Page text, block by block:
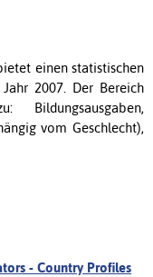
einen statistischen
2007. Der Bereich
vom Geschlecht),
- Country Profiles